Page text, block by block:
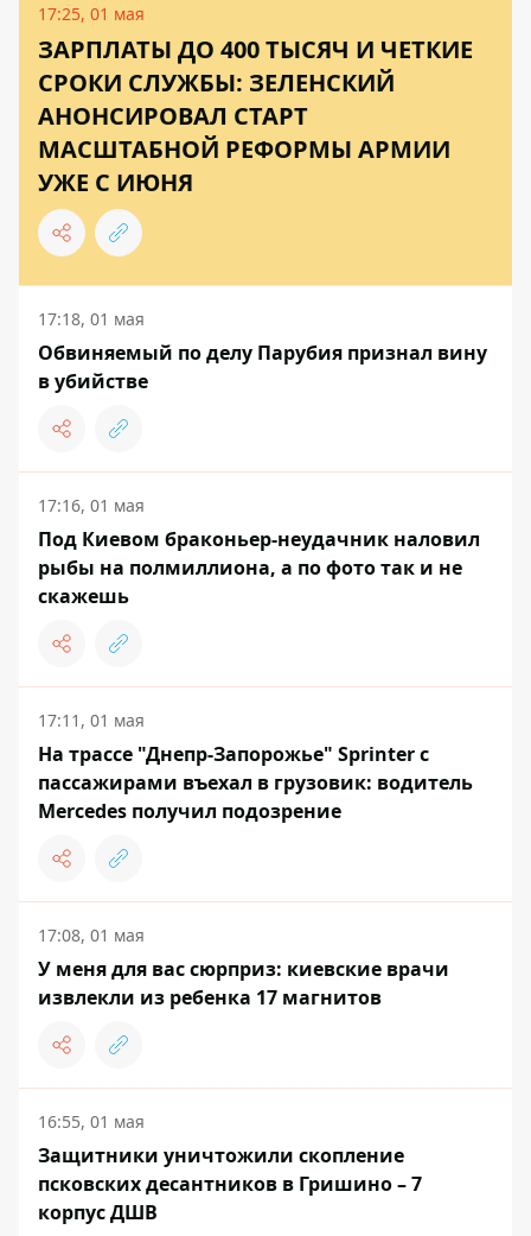
17:25, 01 мая
ЗАРПЛАТЫ ДО 400 ТЫСЯЧ И ЧЕТКИЕ
СРОКИ СЛУЖБЫ: ЗЕЛЕНСКИЙ
АНОНСИРОВАЛ СТАРТ
МАСШТАБНОЙ РЕФОРМЫ АРМИИ
УЖЕ С ИЮНЯ
17:18, 01 мая
Обвиняемый по делу Парубия признал вину
в убийстве
17:16, 01 мая
Под Киевом браконьер-неудачник наловил
рыбы на полмиллиона, а по фото так и не
скажешь
17:11, 01 мая
На трассе "Днепр-Запорожье" Sprinter с
пассажирами въехал в грузовик: водитель
Mercedes получил подозрение
17:08, 01 мая
У меня для вас сюрприз: киевские врачи
извлекли из ребенка 17 магнитов
16:55, 01 мая
Защитники уничтожили скопление
псковских десантников в Гришино – 7
корпус ДШВ